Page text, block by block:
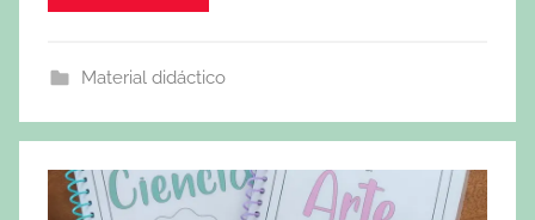
Material didáctico